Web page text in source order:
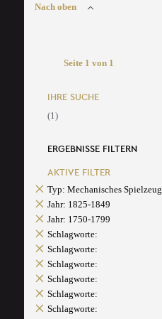
Nach oben
Seite 1 von 1
IHRE SUCHE
(1)
ERGEBNISSE FILTERN
AKTIVE FILTER
Typ: Mechanisches Spielzeug
Jahr: 1825-1849
Jahr: 1750-1799
Schlagworte:
Schlagworte:
Schlagworte:
Schlagworte:
Schlagworte:
Schlagworte: